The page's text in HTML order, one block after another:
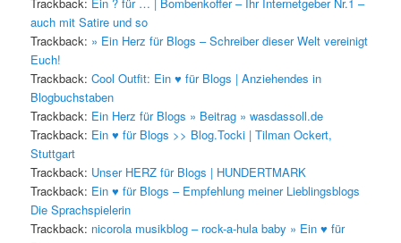
auch mit Satire und so
Trackback: » Ein Herz für Blogs – Schreiber dieser Welt vereinigt
Euch!
Trackback:Cool Outfit: Ein ♥ für Blogs | Anziehendes in
Blogbuchstaben
Trackback: Ein Herz für Blogs » Beitrag » wasdassoll.de
Trackback: Ein ♥ für Blogs >> Blog.Tocki | Tilman Ockert,
Stuttgart
Trackback: Unser HERZ für Blogs | HUNDERTMARK
Trackback: Ein ♥ für Blogs – Empfehlung meiner Lieblingsblogs
Die Sprachspielerin
Trackback: nicorola musikblog – rock-a-hula baby » Ein ♥ für